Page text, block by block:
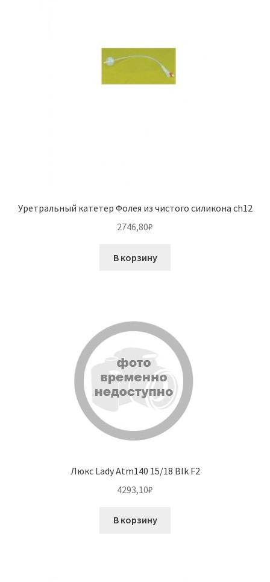
Уретральный катетер Фолея из чистого силикона ch12
2746,80₽
В корзину
Люкс Lady Atm140 15/18 Blk F2
4293,10₽
В корзину